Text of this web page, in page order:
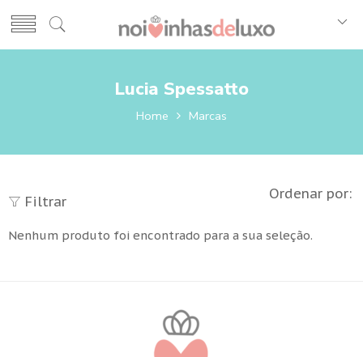
Lucia Spessatto
Home Marcas
Filtrar Ordenar por:
Nenhum produto foi encontrado para a sua seleção.